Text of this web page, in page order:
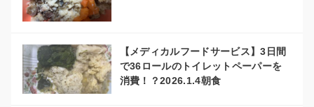
【メディカルフードサービス】3日間
で36ロールのトイレットペーパーを
消費！？2026.1.4朝食